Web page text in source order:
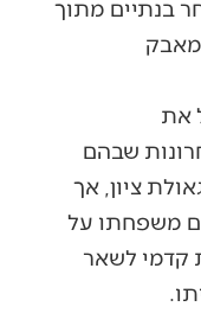
בנתיים מתוך
את
שבהם
ציון, אך
משפחתו על
קדמי לשאר